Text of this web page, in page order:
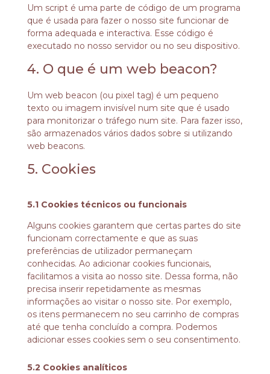
Um script é uma parte de código de um programa
que é usada para fazer o nosso site funcionar de
forma adequada e interactiva. Esse código é
executado no nosso servidor ou no seu dispositivo.
4. O que é um web beacon?
Um web beacon (ou pixel tag) é um pequeno
texto ou imagem invisível num site que é usado
para monitorizar o tráfego num site. Para fazer isso,
são armazenados vários dados sobre si utilizando
web beacons.
5. Cookies
5.1 Cookies técnicos ou funcionais
Alguns cookies garantem que certas partes do site
funcionam correctamente e que as suas
preferências de utilizador permaneçam
conhecidas. Ao adicionar cookies funcionais,
facilitamos a visita ao nosso site. Dessa forma, não
precisa inserir repetidamente as mesmas
informações ao visitar o nosso site. Por exemplo,
os itens permanecem no seu carrinho de compras
até que tenha concluído a compra. Podemos
adicionar esses cookies sem o seu consentimento.
5.2 Cookies analíticos